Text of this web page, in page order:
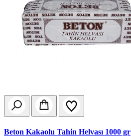
Beton Kakaolu Tahin Helvası 1000 gr